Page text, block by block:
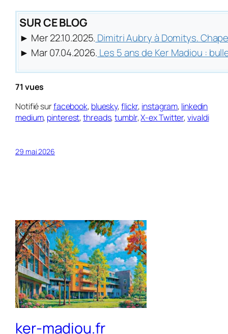
SUR CE BLOG
► Mer 22.10.2025. Dimitri Aubry à Domitys.
► Mar 07.04.2026. Les 5 ans de Ker Madiou :
71 vues
Notifié surfacebook, bluesky,flickr, instagram, linkedin
medium, pinterest,threads,tumblr,X-ex Twitter,vivaldi
29 mai 2026
ker-madiou.fr